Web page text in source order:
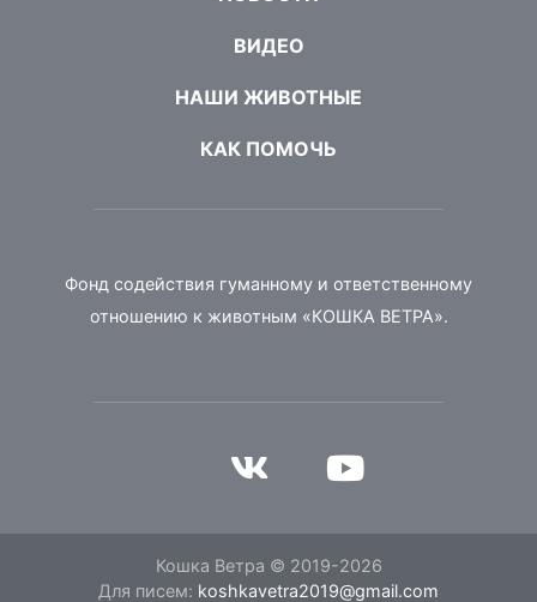
ВИДЕО
НАШИ ЖИВОТНЫЕ
КАК ПОМОЧЬ
Фонд содействия гуманному и ответственному
отношению к животным «КОШКА ВЕТРА».
Кошка Ветра © 2019-2026
Для писем: koshkavetra2019@gmail.com